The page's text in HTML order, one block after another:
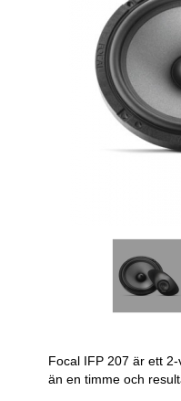
Focal IFP 207 är ett
än en timme och